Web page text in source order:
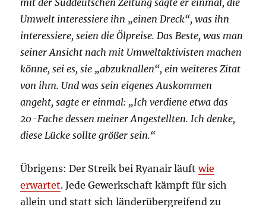
mit der Süddeutschen Zeitung sagte er einmal, die
Umwelt interessiere ihn „einen Dreck“, was ihn
interessiere, seien die Ölpreise. Das Beste, was man
seiner Ansicht nach mit Umweltaktivisten machen
könne, sei es, sie „abzuknallen“, ein weiteres Zitat
von ihm. Und was sein eigenes Auskommen
angeht, sagte er einmal: „Ich verdiene etwa das
20-Fache dessen meiner Angestellten. Ich denke,
diese Lücke sollte größer sein.“
Übrigens: Der Streik bei Ryanair läuftwie
erwartet. Jede Gewerkschaft kämpft für sich
allein und statt sich länderübergreifend zu